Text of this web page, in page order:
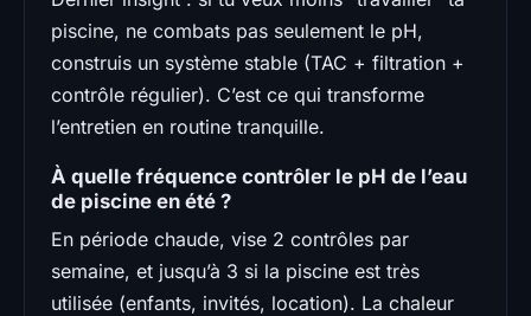
piscine, ne combats pas seulement le pH,
construis un système stable (TAC + filtration +
contrôle régulier). C’est ce qui transforme
l’entretien en routine tranquille.
À quelle fréquence contrôler le pH de l’eau
de piscine en été ?
En période chaude, vise 2 contrôles par
semaine, et jusqu’à 3 si la piscine est très
utilisée (enfants, invités, location). La chaleur